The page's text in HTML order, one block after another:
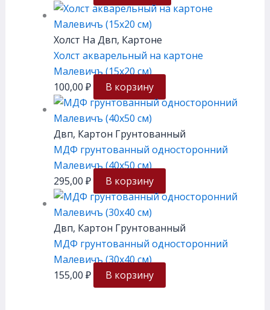
Холст На Двп, Картоне
Холст акварельный на картоне
Малевичъ (15х20 см)
100,00 ₽ В корзину
Двп, Картон Грунтованный
МДФ грунтованный односторонний
Малевичъ (40х50 см)
295,00 ₽ В корзину
Двп, Картон Грунтованный
МДФ грунтованный односторонний
Малевичъ (30х40 см)
155,00 ₽ В корзину